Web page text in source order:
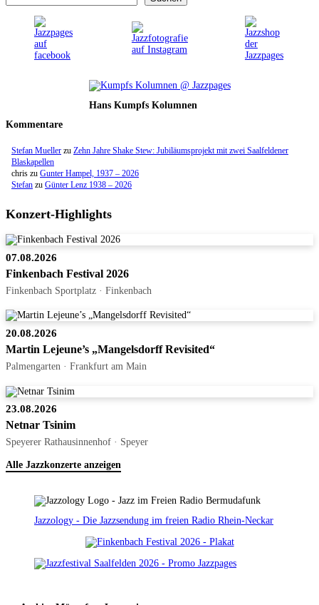
Hans Kumpfs Kolumnen
Kommentare
Stefan Mueller zu Zehn Jahre Shake Stew: Jubiläumsprojekt mit zwei Saalfeldener
Blaskapellen
chris zu Gunter Hampel, 1937 – 2026
Stefan zu Günter Lenz 1938 – 2026
Konzert-Highlights
07.08.2026
Finkenbach Festival 2026
Finkenbach Sportplatz · Finkenbach
20.08.2026
Martin Lejeune’s „Mangelsdorff Revisited“
Palmengarten · Frankfurt am Main
23.08.2026
Netnar Tsinim
Speyerer Rathausinnenhof · Speyer
Alle Jazzkonzerte anzeigen
Jazzology - Die Jazzsendung im freien Radio Rhein-Neckar